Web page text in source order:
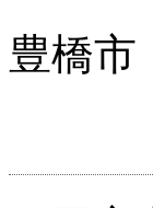
豊橋市